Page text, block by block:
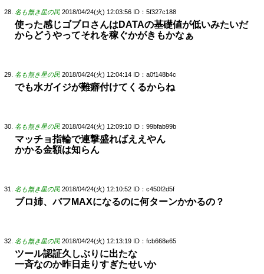
名も無き星の民 2018/04/24(火) 12:03:56 ID：5f327c188
使った感じゴブロさんはDATAの基礎値が低いみたいだ
からどうやってそれを稼ぐかがきもかなぁ
名も無き星の民 2018/04/24(火) 12:04:14 ID：a0f148b4c
でも水ガイジが難癖付けてくるからね
名も無き星の民 2018/04/24(火) 12:09:10 ID：99bfab99b
マッチョ指輪で連撃盛ればええやん
かかる金額は知らん
名も無き星の民 2018/04/24(火) 12:10:52 ID：c450f2d5f
ブロ姉、バフMAXになるのに何ターンかかるの？
名も無き星の民 2018/04/24(火) 12:13:19 ID：fcb668e65
ツール認証久しぶりに出たな
一斉なのか昨日走りすぎたせいか